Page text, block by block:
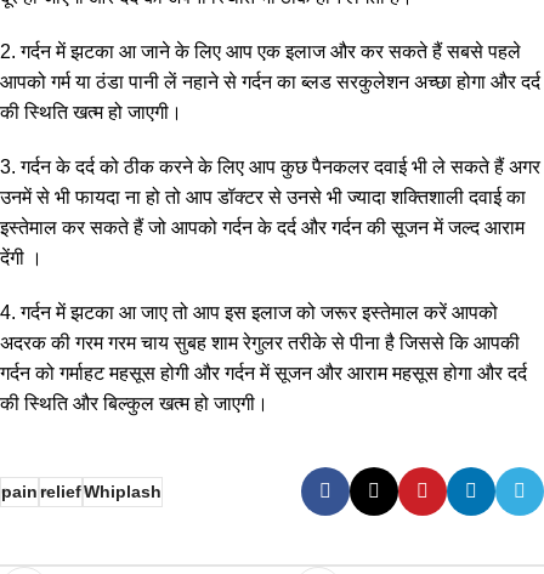
2. गर्दन में झटका आ जाने के लिए आप एक इलाज और कर सकते हैं सबसे पहले
आपको गर्म या ठंडा पानी लें नहाने से गर्दन का ब्लड सरकुलेशन अच्छा होगा और दर्द
की स्थिति खत्म हो जाएगी।
3. गर्दन के दर्द को ठीक करने के लिए आप कुछ पैनकलर दवाई भी ले सकते हैं अगर
उनमें से भी फायदा ना हो तो आप डॉक्टर से उनसे भी ज्यादा शक्तिशाली दवाई का
इस्तेमाल कर सकते हैं जो आपको गर्दन के दर्द और गर्दन की सूजन में जल्द आराम
देंगी ।
4. गर्दन में झटका आ जाए तो आप इस इलाज को जरूर इस्तेमाल करें आपको
अदरक की गरम गरम चाय सुबह शाम रेगुलर तरीके से पीना है जिससे कि आपकी
गर्दन को गर्माहट महसूस होगी और गर्दन में सूजन और आराम महसूस होगा और दर्द
की स्थिति और बिल्कुल खत्म हो जाएगी।
painreliefWhiplash